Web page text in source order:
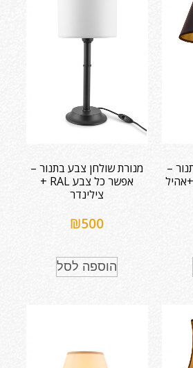
–
אפשר כל צבע RAL +אהיל
מנורת שולחן צבע בתנור –
אפשר כל צבע RAL +
צילינדר
₪500
הוספה לסל